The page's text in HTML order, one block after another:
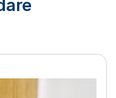
PRO-thrustrar